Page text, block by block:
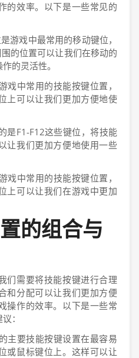
的效率。以下是一些常见的
游戏中最常用的移动键位，
的位置可以让我们在移动的
的灵活性。
戏中常用的技能按键位置，
上可以让我们更加方便地使
是F1-F12这些键位，将技能
让我们更加方便地使用一些
戏中常用的技能按键位置，
上可以让我们在游戏中更加
的组合与
们需要将技能按键进行合理
和分配可以让我们更加方便
操作的效率。以下是一些常
：
主要技能按键设置在最容易
或鼠标键位上。这样可以让